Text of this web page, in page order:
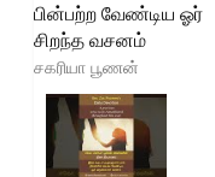
பின்பற்ற வேண்டிய ஓர்
சிறந்த வசனம்
சகரியா பூணன்